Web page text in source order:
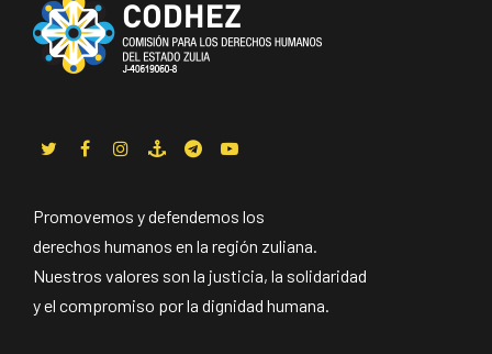
Promovemos y defendemos los
derechos humanos en la región zuliana.
Nuestros valores son la justicia, la solidaridad
y el compromiso por la dignidad humana.